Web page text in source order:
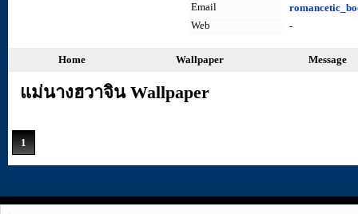
Email
Web
-
Home Wallpaper Message
แม่นางฮวาจิน Wallpaper
1